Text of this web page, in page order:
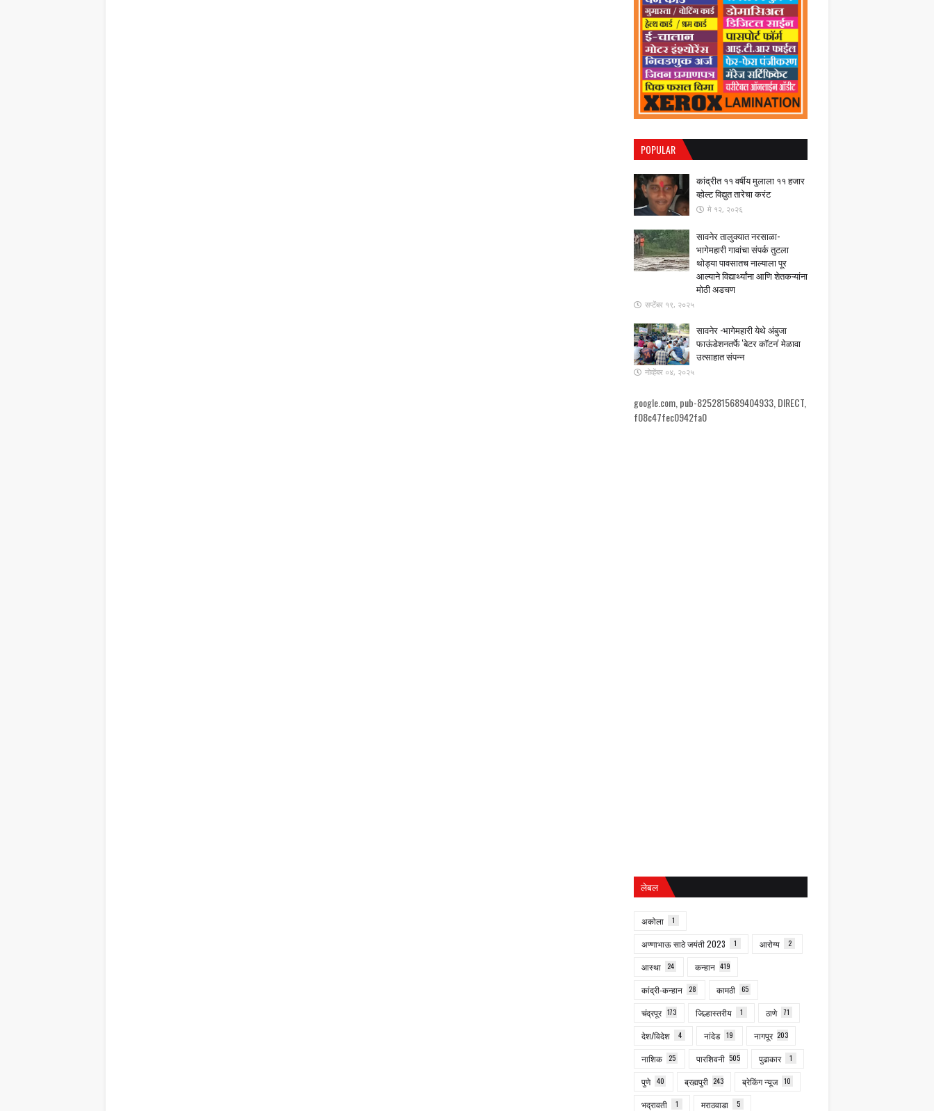
POPULAR
कांद्रीत ११ वर्षीय मुलाला ११ हजार
व्होल्ट विद्युत तारेचा करंट
मे १२, २०२६
सावनेर तालुक्यात नरसाळा-
भागेमहारी गावांचा संपर्क तुटला ​
थोड्या पावसातच नाल्याला पूर
आल्याने विद्यार्थ्यांना आणि शेतकऱ्यांना
मोठी अडचण
सप्टेंबर १९, २०२५
सावनेर -भागेमहारी येथे अंबुजा
फाऊंडेशनतर्फे 'बेटर कॉटन' मेळावा
उत्साहात संपन्न
नोव्हेंबर ०४, २०२५
google.com, pub-8252815689404933, DIRECT,
f08c47fec0942fa0
लेबल
अकोला 1
अण्णाभाऊ साठे जयंती 2023 1 आरोग्य 2
आस्था 24 कन्हान 419
कांद्री-कन्हान 28 कामठी 65
चंद्रपूर 173 जिल्हास्तरीय 1 ठाणे 71
देश/विदेश 4 नांदेड 19 नागपूर 203
नाशिक 25 पारशिवनी 505 पुढाकार 1
पुणे 40 ब्रह्मपुरी 243 ब्रेकिंग न्यूज 10
भद्रावती 1 मराठवाडा 5